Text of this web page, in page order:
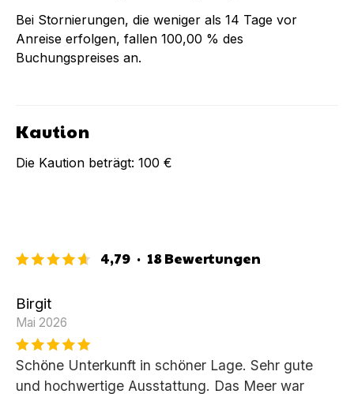
Bei Stornierungen, die weniger als 14 Tage vor
Anreise erfolgen, fallen 100,00 % des
Buchungspreises an.
Kaution
Die Kaution beträgt: 100 €
4,79 · 18Bewertungen
Birgit
Mai 2026
Schöne Unterkunft in schöner Lage. Sehr gute
und hochwertige Ausstattung. Das Meer war